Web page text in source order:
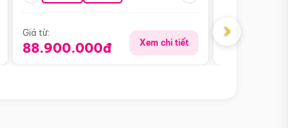
Giá từ:
88.900.000đ Xem chi tiết
Giá từ:
›